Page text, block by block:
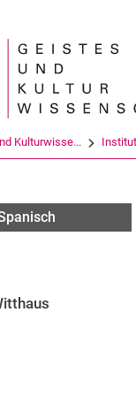
Suchbegriff
Kulturwisse...